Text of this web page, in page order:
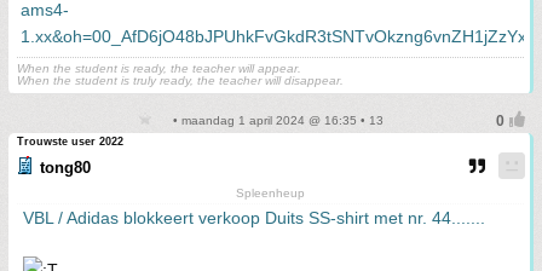
When the student is ready, the teacher will appear.
When the student is truly ready, the teacher will disappear.
• maandag 1 april 2024 @ 16:35 • 13
Trouwste user 2022
tong80
Spleenheup
VBL / Adidas blokkeert verkoop Duits SS-shirt met nr. 44.......